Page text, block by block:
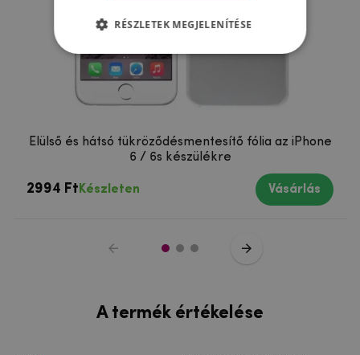
Elülső és hátsó tükröződésmentesítő fólia az iPhone
6 / 6s készülékre
2994 Ft Készleten Vásárlás
A termék értékelése
RÉSZLETEK MEGJELENÍTÉSE